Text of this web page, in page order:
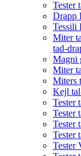
Tester
Drapp
Tessili
Miter
tad-
Magni
Miter
Miters
Kejl
Tester
Tester
Tester
Tester
Tester